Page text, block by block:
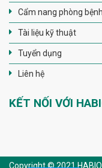
Cẩm nang phòng bệnh
Tài liệu kỹ thuật
Tuyển dụng
Liên hệ
KẾT NỐI VỚI
Copyright © 2021